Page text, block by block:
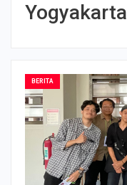
Yogyakarta
BERITA